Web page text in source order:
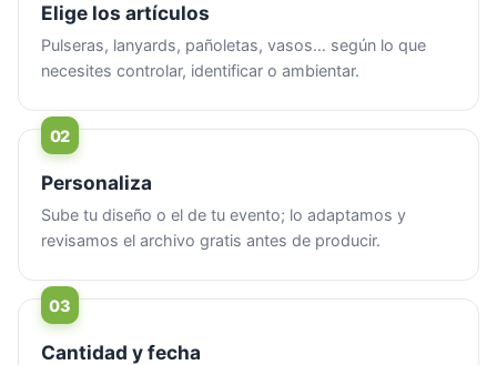
Elige los artículos
Pulseras, lanyards, pañoletas, vasos… según lo que
necesites controlar, identificar o ambientar.
Personaliza
Sube tu diseño o el de tu evento; lo adaptamos y
revisamos el archivo gratis antes de producir.
Cantidad y fecha